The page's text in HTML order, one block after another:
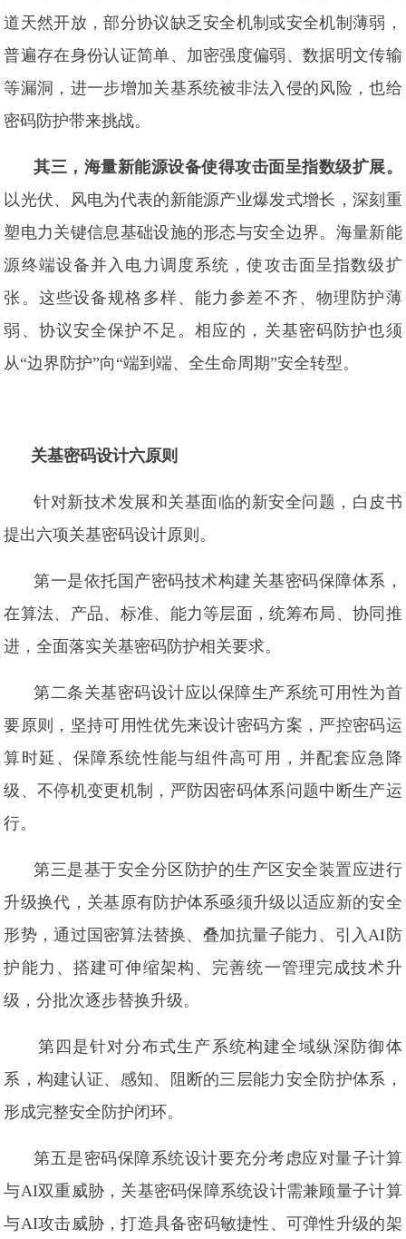
道天然开放，部分协议缺乏安全机制或安全机制薄弱，
普遍存在身份认证简单、加密强度偏弱、数据明文传输
等漏洞，进一步增加关基系统被非法入侵的风险，也给
密码防护带来挑战。
其三，海量新能源设备使得攻击面呈指数级扩展。
以光伏、风电为代表的新能源产业爆发式增长，深刻重
塑电力关键信息基础设施的形态与安全边界。海量新能
源终端设备并入电力调度系统，使攻击面呈指数级扩
张。这些设备规格多样、能力参差不齐、物理防护薄
弱、协议安全保护不足。相应的，关基密码防护也须
从“边界防护”向“端到端、全生命周期”安全转型。
关基密码设计六原则
针对新技术发展和关基面临的新安全问题，白皮书
提出六项关基密码设计原则。
第一是依托国产密码技术构建关基密码保障体系，
在算法、产品、标准、能力等层面，统筹布局、协同推
进，全面落实关基密码防护相关要求。
第二条关基密码设计应以保障生产系统可用性为首
要原则，坚持可用性优先来设计密码方案，严控密码运
算时延、保障系统性能与组件高可用，并配套应急降
级、不停机变更机制，严防因密码体系问题中断生产运
行。
第三是基于安全分区防护的生产区安全装置应进行
升级换代，关基原有防护体系亟须升级以适应新的安全
形势，通过国密算法替换、叠加抗量子能力、引入AI防
护能力、搭建可伸缩架构、完善统一管理完成技术升
级，分批次逐步替换升级。
第四是针对分布式生产系统构建全域纵深防御体
系，构建认证、感知、阻断的三层能力安全防护体系，
形成完整安全防护闭环。
第五是密码保障系统设计要充分考虑应对量子计算
与AI双重威胁，关基密码保障系统设计需兼顾量子计算
与AI攻击威胁，打造具备密码敏捷性、可弹性升级的架